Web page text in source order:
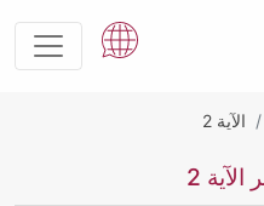
الآية 2
2